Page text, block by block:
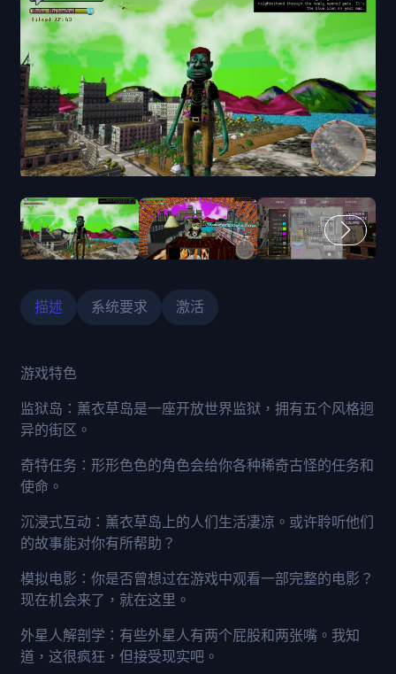
描述 系统要求 激活
游戏特色
监狱岛：薰衣草岛是一座开放世界监狱，拥有五个风格迥
异的街区。
奇特任务：形形色色的角色会给你各种稀奇古怪的任务和
使命。
沉浸式互动：薰衣草岛上的人们生活凄凉。或许聆听他们
的故事能对你有所帮助？
模拟电影：你是否曾想过在游戏中观看一部完整的电影？
现在机会来了，就在这里。
外星人解剖学：有些外星人有两个屁股和两张嘴。我知
道，这很疯狂，但接受现实吧。